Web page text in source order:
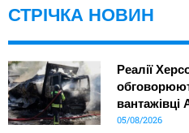
СТРІЧКА НОВИН
Реалії
вантажівці
05/08/2026